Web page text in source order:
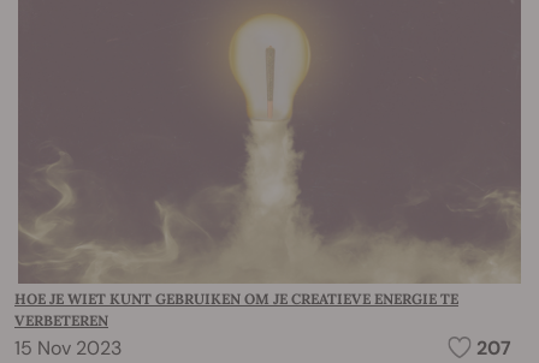
HOE JE WIET KUNT GEBRUIKEN OM JE CREATIEVE ENERGIE TE
VERBETEREN
15 Nov 2023 207